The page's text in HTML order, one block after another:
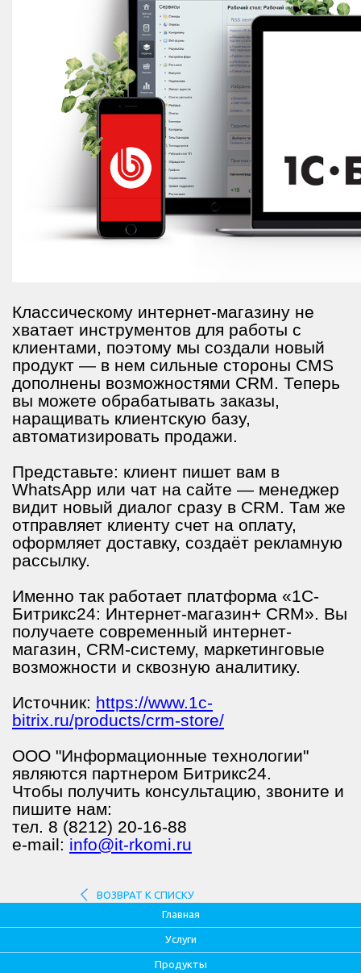
Классическому интернет-магазину не
хватает инструментов для работы с
клиентами, поэтому мы создали новый
продукт — в нем сильные стороны CMS
дополнены возможностями CRM. Теперь
вы можете обрабатывать заказы,
наращивать клиентскую базу,
автоматизировать продажи.
Представьте: клиент пишет вам в
WhatsApp или чат на сайте — менеджер
видит новый диалог сразу в CRM. Там же
отправляет клиенту счет на оплату,
оформляет доставку, создаёт рекламную
рассылку.
Именно так работает платформа «1С-
Битрикс24: Интернет-магазин+ CRM». Вы
получаете современный интернет-
магазин, CRM-систему, маркетинговые
возможности и сквозную аналитику.
Источник: https://www.1c-
bitrix.ru/products/crm-store/
ООО "Информационные технологии"
являются партнером Битрикс24.
Чтобы получить консультацию, звоните и
пишите нам:
тел. 8 (8212) 20-16-88
e-mail: info@it-rkomi.ru
ВОЗВРАТ К СПИСКУ
Главная
Услуги
Продукты